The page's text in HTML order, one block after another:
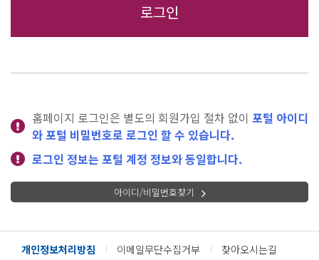
홈페이지 로그인은 별도의 회원가입 절차 없이 포털 아이디
와 포털 비밀번호로 로그인 할 수 있습니다.
로그인 정보는 포털 계정 정보와 동일합니다.
아이디/비밀번호찾기
개인정보처리방침 이메일무단수집거부 찾아오시는길